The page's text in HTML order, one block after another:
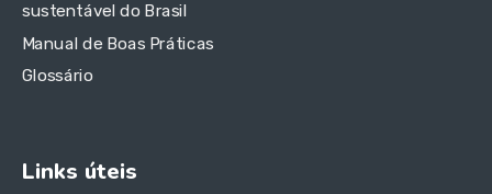
sustentável do Brasil
Manual de Boas Práticas
Glossário
Links úteis